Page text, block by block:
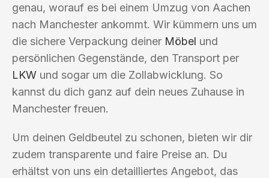
genau, worauf es bei einem Umzug von Aachen
nach Manchester ankommt. Wir kümmern uns um
die sichere Verpackung deiner Möbel und
persönlichen Gegenstände, den Transport per
LKW und sogar um die Zollabwicklung. So
kannst du dich ganz auf dein neues Zuhause in
Manchester freuen.
Um deinen Geldbeutel zu schonen, bieten wir dir
zudem transparente und faire Preise an. Du
erhältst von uns ein detailliertes Angebot, das